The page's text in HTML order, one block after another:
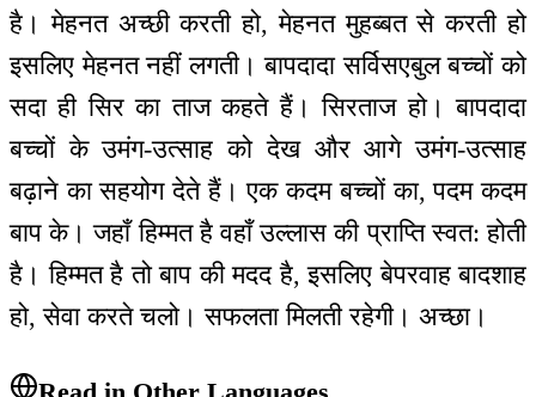
है। मेहनत अच्छी करती हो, मेहनत मुहब्बत से करती हो
इसलिए मेहनत नहीं लगती। बापदादा सर्विसएबुल बच्चों को
सदा ही सिर का ताज कहते हैं। सिरताज हो। बापदादा
बच्चों के उमंग-उत्साह को देख और आगे उमंग-उत्साह
बढ़ाने का सहयोग देते हैं। एक कदम बच्चों का, पदम कदम
बाप के। जहाँ हिम्मत है वहाँ उल्लास की प्राप्ति स्वत: होती
है। हिम्मत है तो बाप की मदद है, इसलिए बेपरवाह बादशाह
हो, सेवा करते चलो। सफलता मिलती रहेगी। अच्छा।